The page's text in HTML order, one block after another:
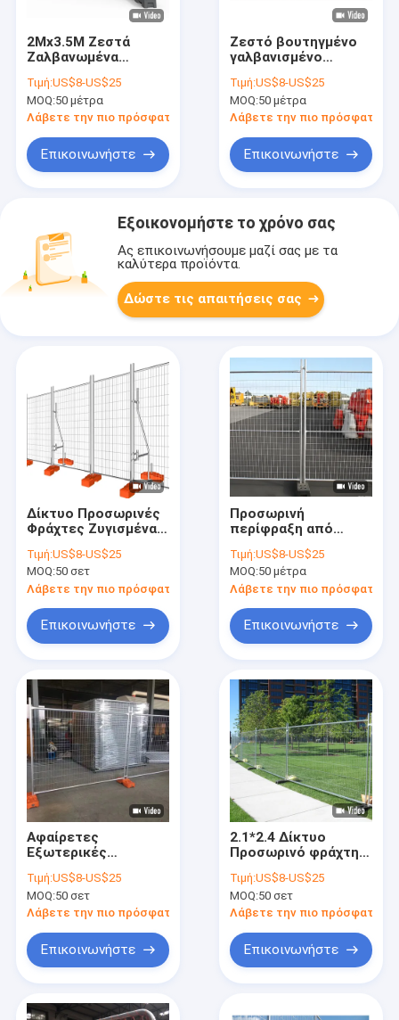
2Mx3.5M Ζεστά
Ζαλβανωμένα
Φράχτης Heras με 32
mm σωλήνα
πλαισίου για
Τιμή:US$8-US$25
MOQ:50 μέτρα
Λάβετε την πιο πρόσφατη τιμή
Επικοινωνήστε
Ζεστό βουτηγμένο
γαλβανισμένο
φορητό προσωρινό
φράχτη για
οικοδομές
Τιμή:US$8-US$25
MOQ:50 μέτρα
Λάβετε την πιο πρόσφατη
Επικοινωνήστε
Εξοικονομήστε το χρόνο σας
Ας επικοινωνήσουμε μαζί σας με τα
καλύτερα προϊόντα.
Δώστε τις απαιτήσεις σας
Δίκτυο Προσωρινές
Φράχτες Ζυγισμένα
Νέα Ζηλανδία
Πρότυπο
Τιμή:US$8-US$25
MOQ:50 σετ
Λάβετε την πιο πρόσφατη τιμή
Επικοινωνήστε
Προσωρινή
περίφραξη από
συγκολλημένο
μέταλλο τύπου
Αυστραλίας για
εργοτάξια
Τιμή:US$8-US$25
MOQ:50 μέτρα
Λάβετε την πιο πρόσφατη
Επικοινωνήστε
Αφαίρετες
Εξωτερικές
Φράκτες
Κατασκευαστικό
χώρο Φράκτες
2100x2400mm
Τιμή:US$8-US$25
MOQ:50 σετ
Λάβετε την πιο πρόσφατη τιμή
Επικοινωνήστε
2.1*2.4 Δίκτυο
Προσωρινό φράχτη
Αρχιτεκτονική
Αυστραλία
Τιμή:US$8-US$25
MOQ:50 σετ
Λάβετε την πιο πρόσφατη
Επικοινωνήστε